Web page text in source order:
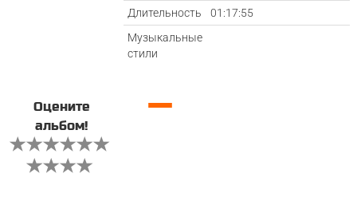
Длительность
01:17:55
Музыкальные
стили
Оцените
альбом!
—